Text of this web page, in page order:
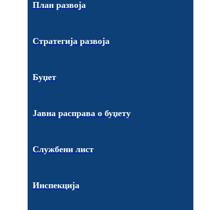
План развоја
Стратегија развоја
Буџет
Јавна расправа о буџету
Службени лист
Инспекција